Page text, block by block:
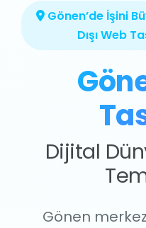
Gönen’de İşini
Dışı Web
Dijital
Gönen